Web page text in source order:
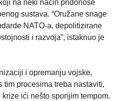
na neki način pridonose
sustava. “Oružane snage
NATO-a, depolitizirane
i razvoja”, istaknuo je
i opremanju vojske,
tim procesima treba nastaviti,
ići nešto sporijim tempom.